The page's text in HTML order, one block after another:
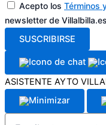
Acepto los Términos
newsletter de Villalbilla.es
SUSCRIBIRSE
ASISTENTE AYTO